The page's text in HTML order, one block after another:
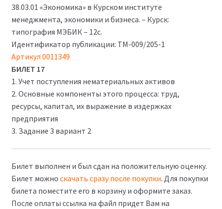
38.03.01 «Экономика» в Курском институте
менеджмента, экономики и бизнеса. – Курск:
типография МЭБИК – 12с.
Идентификатор публикации: ТМ-009/205-1
Артикул 0011349
БИЛЕТ 17
1. Учет поступления нематериальных активов
2. Основные компоненты этого процесса: труд,
ресурсы, капитал, их выражение в издержках
предприятия
3. Задание 3 вариант 2
Билет выполнен и был сдан на положительную оценку.
Билет можно скачать сразу после покупки. Для покупки
билета поместите его в корзину и оформите заказ.
После оплаты ссылка на файл придет Вам на